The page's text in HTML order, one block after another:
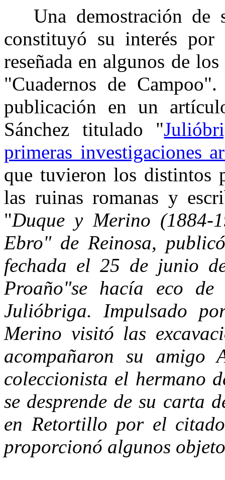
Una demostración de
constituyó su interés por
reseñada en algunos de
"Cuadernos de
publicación en un
Sánchez titulado "
primeras investigaciones
que tuvieron los distintos
las ruinas romanas y
"Duque y Merino (1884-
Ebro" de Reinosa,
fechada el 25 de junio
Proaño"se hacía eco de
Julióbriga. Impulsado
Merino visitó las
acompañaron su
coleccionista el hermano
se desprende de su carta
en Retortillo por el
proporcionó algunos